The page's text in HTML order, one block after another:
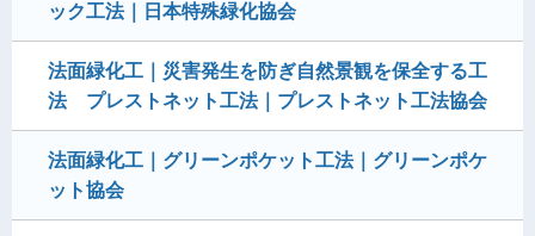
ック工法｜日本特殊緑化協会
法面緑化工｜災害発生を防ぎ自然景観を保全する工
法 プレストネット工法｜プレストネット工法協会
法面緑化工｜グリーンポケット工法｜グリーンポケ
ット協会